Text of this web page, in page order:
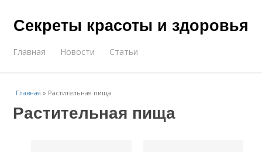
Секреты красоты и здоровья
Главная Новости Статьи
Главная » Растительная пища
Растительная пища